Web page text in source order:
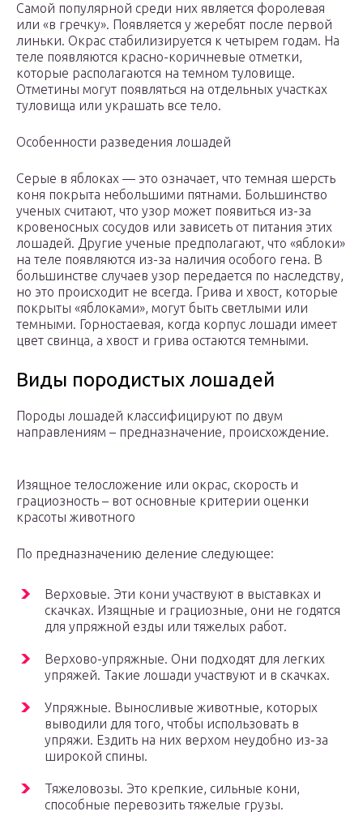
Самой популярной среди них является форолевая
или «в гречку». Появляется у жеребят после первой
линьки. Окрас стабилизируется к четырем годам. На
теле появляются красно-коричневые отметки,
которые располагаются на темном туловище.
Отметины могут появляться на отдельных участках
туловища или украшать все тело.
Особенности разведения лошадей
Серые в яблоках — это означает, что темная шерсть
коня покрыта небольшими пятнами. Большинство
ученых считают, что узор может появиться из-за
кровеносных сосудов или зависеть от питания этих
лошадей. Другие ученые предполагают, что «яблоки»
на теле появляются из-за наличия особого гена. В
большинстве случаев узор передается по наследству,
но это происходит не всегда. Грива и хвост, которые
покрыты «яблоками», могут быть светлыми или
темными. Горностаевая, когда корпус лошади имеет
цвет свинца, а хвост и грива остаются темными.
Виды породистых лошадей
Породы лошадей классифицируют по двум
направлениям – предназначение, происхождение.
Изящное телосложение или окрас, скорость и
грациозность – вот основные критерии оценки
красоты животного
По предназначению деление следующее:
Верховые. Эти кони участвуют в выставках и
скачках. Изящные и грациозные, они не годятся
для упряжной езды или тяжелых работ.
Верхово-упряжные. Они подходят для легких
упряжей. Такие лошади участвуют и в скачках.
Упряжные. Выносливые животные, которых
выводили для того, чтобы использовать в
упряжи. Ездить на них верхом неудобно из-за
широкой спины.
Тяжеловозы. Это крепкие, сильные кони,
способные перевозить тяжелые грузы.